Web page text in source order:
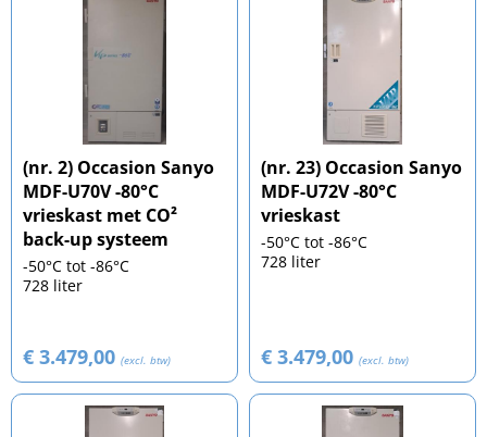
(nr. 2) Occasion Sanyo
MDF-U70V -80°C
vrieskast met CO²
back-up systeem
-50°C tot -86°C
728 liter
€ 3.479,00 (excl. btw)
(nr. 23) Occasion Sanyo
MDF-U72V -80°C
vrieskast
-50°C tot -86°C
728 liter
€ 3.479,00 (excl. btw)